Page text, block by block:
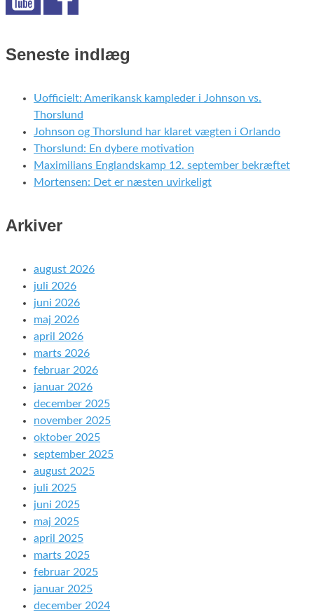
Seneste indlæg
Uofficielt: Amerikansk kampleder i Johnson vs.
Thorslund
Johnson og Thorslund har klaret vægten i Orlando
Thorslund: En dybere motivation
Maximilians Englandskamp 12. september bekræftet
Mortensen: Det er næsten uvirkeligt
Arkiver
august 2026
juli 2026
juni 2026
maj 2026
april 2026
marts 2026
februar 2026
januar 2026
december 2025
november 2025
oktober 2025
september 2025
august 2025
juli 2025
juni 2025
maj 2025
april 2025
marts 2025
februar 2025
januar 2025
december 2024